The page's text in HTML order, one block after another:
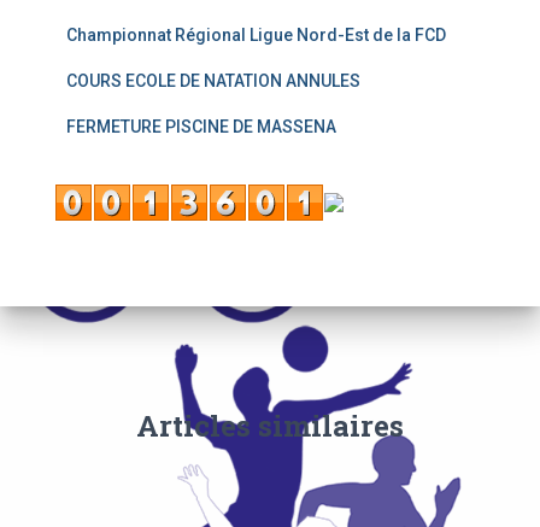
Championnat Régional Ligue Nord-Est de la FCD
COURS ECOLE DE NATATION ANNULES
FERMETURE PISCINE DE MASSENA
Articles similaires